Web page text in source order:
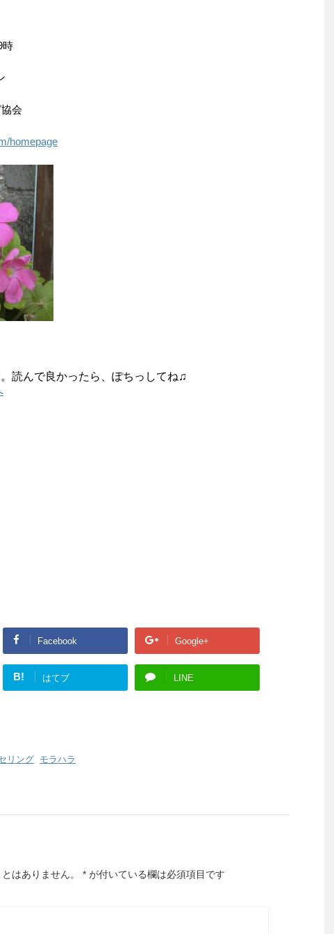
時
会
homepage
読んで良かったら、ぽちっしてね♫
Facebook Google+
B! はてブ LINE
リング, モラハラ
はありません。 * が付いている欄は必須項目です